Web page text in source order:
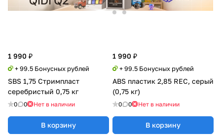
1 990 ₽
+ 99.5 Бонусных рублей
SBS 1,75 Стримпласт
серебристый 0,75 кг
0 0 Нет в наличии
В корзину
1 990 ₽
+ 99.5 Бонусных рублей
ABS пластик 2,85 REC, серый
(0,75 кг)
0 0 Нет в наличии
В корзину